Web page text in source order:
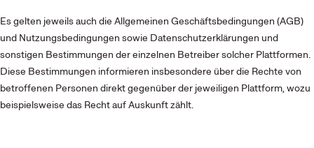
Es gelten jeweils auch die Allgemeinen Geschäftsbedingungen (AGB)
und Nutzungsbedingungen sowie Datenschutzerklärungen und
sonstigen Bestimmungen der einzelnen Betreiber solcher Plattformen.
Diese Bestimmungen informieren insbesondere über die Rechte von
betroffenen Personen direkt gegenüber der jeweiligen Plattform, wozu
beispielsweise das Recht auf Auskunft zählt.